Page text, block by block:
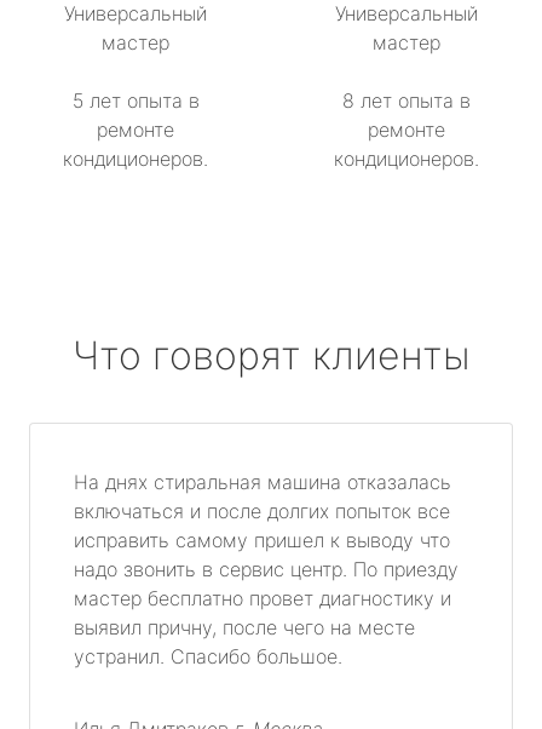
Универсальный
мастер
5 лет опыта в
ремонте
кондиционеров.
Универсальный
мастер
8 лет опыта в
ремонте
кондиционеров.
Что говорят клиенты
На днях стиральная машина отказалась
включаться и после долгих попыток все
исправить самому пришел к выводу что
надо звонить в сервис центр. По приезду
мастер бесплатно провет диагностику и
выявил причну, после чего на месте
устранил. Спасибо большое.